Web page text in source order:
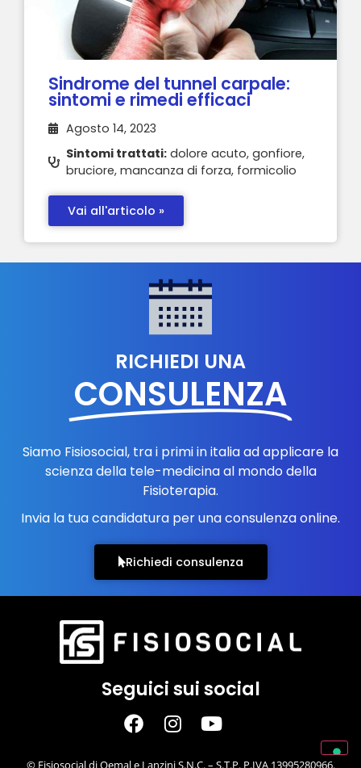
Sindrome del tunnel carpale:
sintomi e rimedi efficaci
Agosto 14, 2023
Sintomi trattati: dolore acuto, gonfiore,
bruciore, mancanza di forza, formicolio
Vai all'articolo »
RICHIEDI UNA
CONSULENZA
Siamo Fisiosocial, tra i primi in italia ad applicare la
scienza della tele-medicina al mondo della
Fisioterapia.
Invia la tua candidatura per una consulenza online.
Richiedi consulenza
Seguici sui social
© Fisiosocial di Qemal e Lanzini S.N.C. – S.T.P. P.IVA 13995280966.